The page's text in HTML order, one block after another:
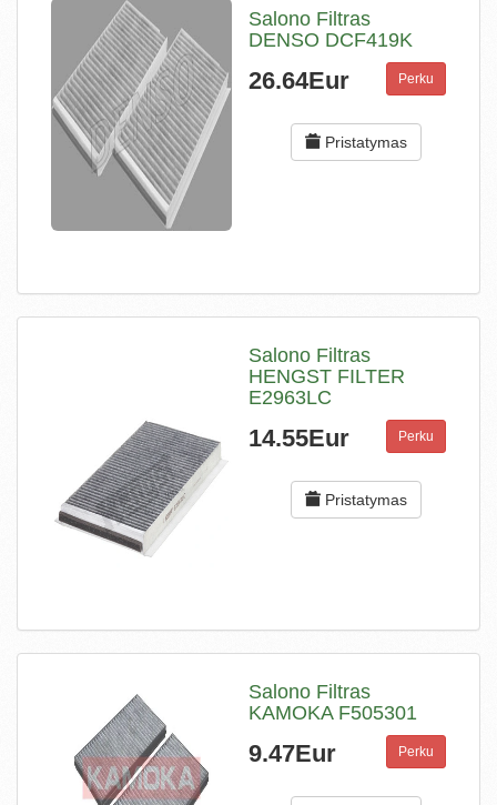
Salono Filtras
DENSO DCF419K
26.64Eur Perku
Pristatymas
Salono Filtras
HENGST FILTER
E2963LC
14.55Eur Perku
Pristatymas
Salono Filtras
KAMOKA F505301
9.47Eur Perku